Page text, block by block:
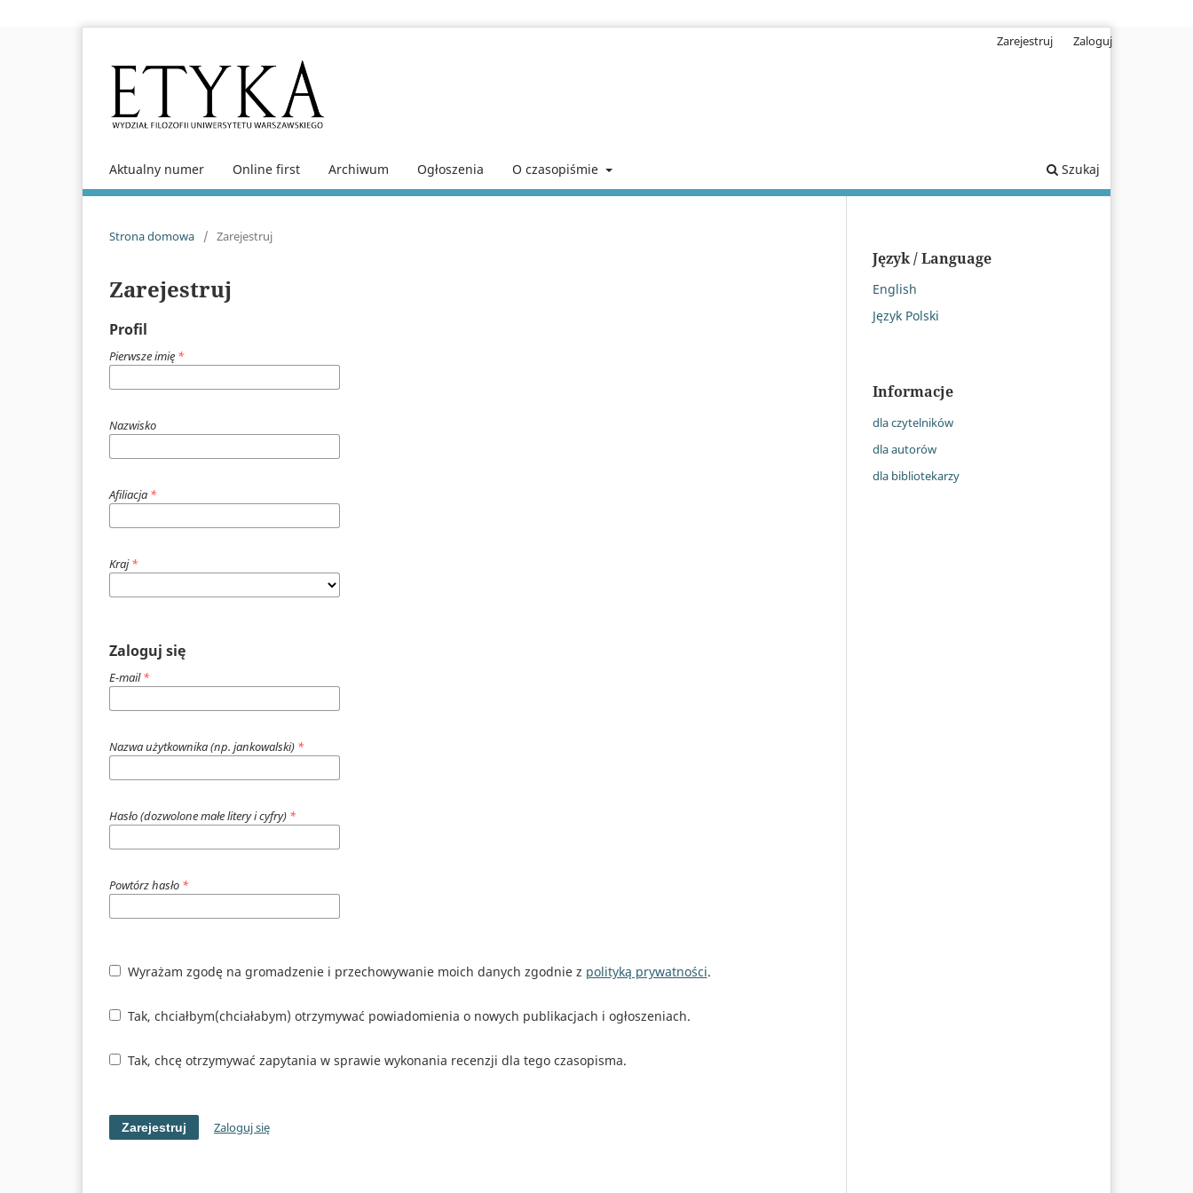
Aktualny numer Online first Archiwum Ogłoszenia O czasopiśmie Szukaj
Zarejestruj Zaloguj
Strona domowa / Zarejestruj
Zarejestruj
Profil
Pierwsze imię *
Nazwisko
Afiliacja *
Kraj*
Zaloguj się
E-mail*
Nazwa użytkownika (np. jankowalski) *
Hasło (dozwolone małe litery i cyfry) *
Powtórz hasło *
Wyrażam zgodę na gromadzenie i przechowywanie moich danych zgodnie z polityką prywatności.
Tak, chciałbym(chciałabym) otrzymywać powiadomienia o nowych publikacjach i ogłoszeniach.
Tak, chcę otrzymywać zapytania w sprawie wykonania recenzji dla tego czasopisma.
Zarejestruj Zaloguj się
Język / Language
English
Język Polski
Informacje
dla czytelników
dla autorów
dla bibliotekarzy